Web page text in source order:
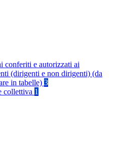
conferiti e autorizzati ai
(dirigenti e non dirigenti) (da
in tabelle) 3
collettiva 1